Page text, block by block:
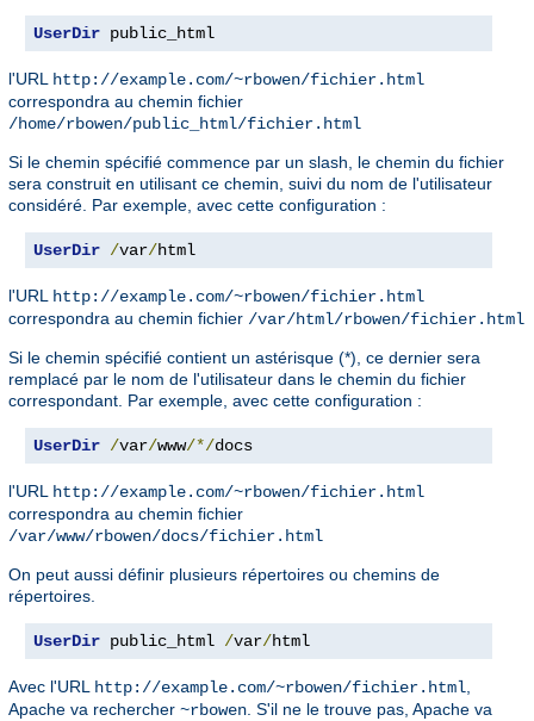
UserDir public_html
l'URL http://example.com/~rbowen/fichier.html
correspondra au chemin fichier
/home/rbowen/public_html/fichier.html
Si le chemin spécifié commence par un slash, le chemin du fichier
sera construit en utilisant ce chemin, suivi du nom de l'utilisateur
considéré. Par exemple, avec cette configuration :
UserDir /var/html
l'URL http://example.com/~rbowen/fichier.html
correspondra au chemin fichier /var/html/rbowen/fichier.html
Si le chemin spécifié contient un astérisque (*), ce dernier sera
remplacé par le nom de l'utilisateur dans le chemin du fichier
correspondant. Par exemple, avec cette configuration :
UserDir /var/www/*/docs
l'URL http://example.com/~rbowen/fichier.html
correspondra au chemin fichier
/var/www/rbowen/docs/fichier.html
On peut aussi définir plusieurs répertoires ou chemins de
répertoires.
UserDir public_html /var/html
Avec l'URL http://example.com/~rbowen/fichier.html,
Apache va rechercher ~rbowen. S'il ne le trouve pas, Apache va